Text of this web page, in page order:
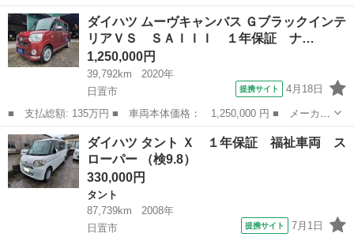
名： ダイハツ ■ 車種名： ムーヴ ■ グレード名： Ｌ ＳＡ
ケンウッドナビ・ドライブレコーダー・スマートアシスト・キーレ
ス・走行４０５００...
鹿児島 日置市 ムーヴ
ダイハツ ムーヴキャンバス Ｇブラックインテ
リアＶＳ ＳＡＩＩＩ １年保証 ナ…
1,250,000円
39,792km
2020年
日置市
提携サイト 4月18日
■ 支払総額: 135万円 ■ 車両本体価格： 1,250,000 円 ■ メーカー
名： ダイハツ ■ 車種名： ムーヴキャンバス ■ グレード名：
ＧブラックインテリアＶＳ ＳＡＩＩＩ １年保証 ナビ ＴＶ 両
側パワース...
鹿児島 日置市 ダイハツ
ダイハツ タント Ｘ １年保証 福祉車両 ス
ローパー （検9.8）
330,000円
タント
87,739km
2008年
日置市
提携サイト 7月1日